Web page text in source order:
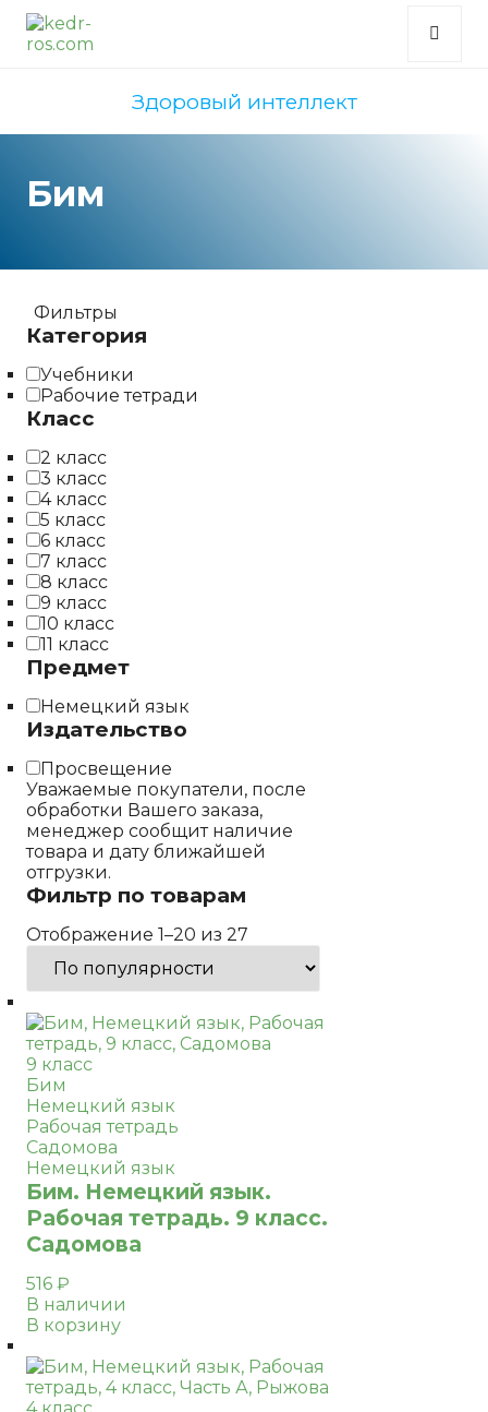
Здоровый интеллект
Бим
Фильтры
Категория
Учебники
Рабочие тетради
Класс
2 класс
3 класс
4 класс
5 класс
6 класс
7 класс
8 класс
9 класс
10 класс
11 класс
Предмет
Немецкий язык
Издательство
Просвещение
Уважаемые покупатели, после
обработки Вашего заказа,
менеджер сообщит наличие
товара и дату ближайшей
отгрузки.
Фильтр по товарам
Отображение 1–20 из 27
9 класс
Бим
Немецкий язык
Рабочая тетрадь
Садомова
Немецкий язык
Бим. Немецкий язык.
Рабочая тетрадь. 9 класс.
Садомова
516 ₽
В наличии
В корзину